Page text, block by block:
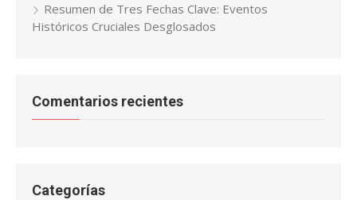
Resumen de Tres Fechas Clave: Eventos
Históricos Cruciales Desglosados
Comentarios recientes
Categorías